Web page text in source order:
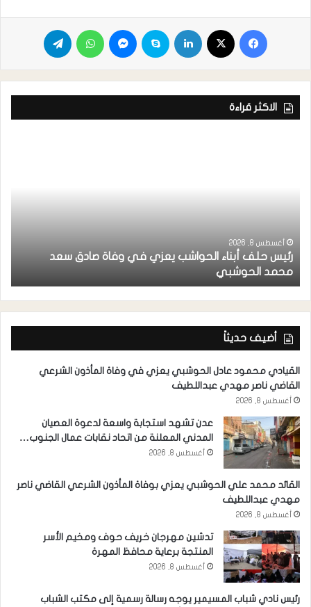
الاكثر قراءة
أغسطس 8, 2026
رئيس حلف أبناء الحواشب يعزي في وفاة صادق سعد
محمد الحوشبي
أضيف حديثاً
القيادي محمود عادل الحوشبي يعزي في وفاة المأذون الشرعي
القاضي ناصر مهدي عبداللطيف
أغسطس 8, 2026
عدن تشهد استجابة واسعة لدعوة العصيان
المدني المعلنة من اتحاد نقابات عمال الجنوب…
أغسطس 8, 2026
القائد محمد علي الحوشبي يعزي بوفاة المأذون الشرعي القاضي ناصر
مهدي عبداللطيف
أغسطس 8, 2026
تدشين مهرجان خريف حوف ومخيم الأسر
المنتجة برعاية محافظ المهرة
أغسطس 8, 2026
رئيس نادي شباب المسيمير يوجه رسالة رسمية إلى مكتب الشباب